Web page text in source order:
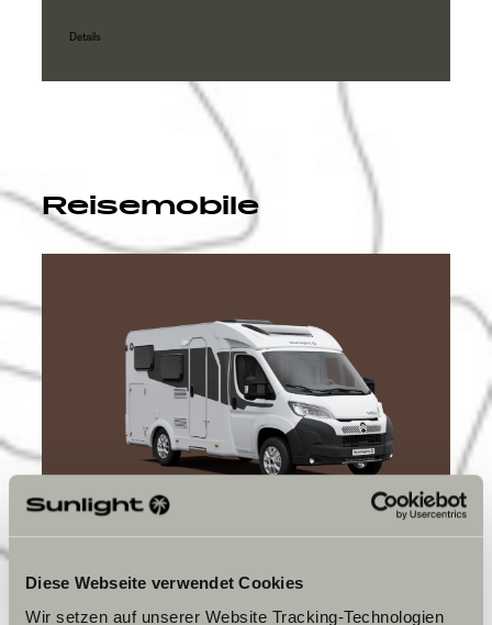
Diese Webseite verwendet Cookies
Wir setzen auf unserer Website Tracking-Technologien
Details
Reisemobile
VANS